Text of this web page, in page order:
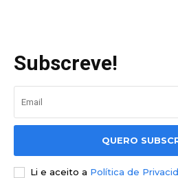
Subscreve!
QUERO
Li e aceito a Política de